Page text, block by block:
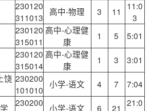
230120
311013
高中-物理 3 11
11:0
3
230120
315011
高中-心理健
康
1 5 5:01
230120
315014
高中-心理健
康
1 3
3:01
饶 230200
101010
小学-语文 4 7 7:04
230200
小学-语文 6 21
21:0